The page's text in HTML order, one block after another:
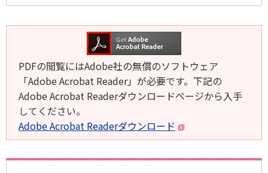
PDFの閲覧にはAdobe社の無償のソフトウェア
「Adobe Acrobat Reader」が必要です。下記の
Adobe Acrobat Readerダウンロードページから入手
してください。
Adobe Acrobat Readerダウンロード